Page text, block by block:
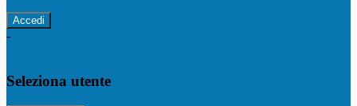
-
Seleziona utente